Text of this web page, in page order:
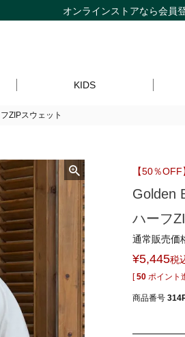
オンラインストアなら会員
KIDS
ZIPスウェット
【50％OFF
Golden
ハーフ
通常販売価
¥5,445税
[ 50 ポイント
商品番号